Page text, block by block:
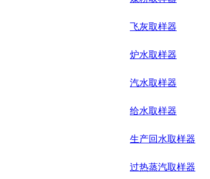
飞灰取样器
炉水取样器
汽水取样器
给水取样器
生产回水取样器
过热蒸汽取样器